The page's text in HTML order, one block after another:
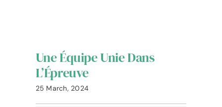
Une Équipe Unie Dans
L’Épreuve
25 March, 2024